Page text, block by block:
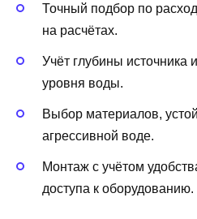
Точный подбор по
на расчётах.
Учёт глубины источника
уровня воды.
Выбор материалов,
агрессивной воде.
Монтаж с учётом
доступа к оборудованию.